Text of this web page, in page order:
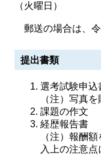
（火曜日）
郵送の場合は、
提出書類
選考試験申
（注）写真
課題の作文
経歴報告書
（注）報酬
入上の注意